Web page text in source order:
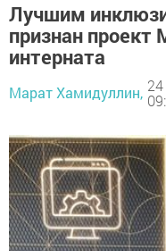
Лучшим
признан
интерната
Марат Хамидуллин,